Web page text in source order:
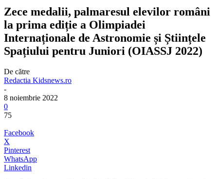
Zece medalii, palmaresul elevilor români
la prima ediție a Olimpiadei
Internaționale de Astronomie și Științele
Spațiului pentru Juniori (OIASSJ 2022)
De către
Redactia Kidsnews.ro
-
8 noiembrie 2022
0
75
Facebook
X
Pinterest
WhatsApp
Linkedin